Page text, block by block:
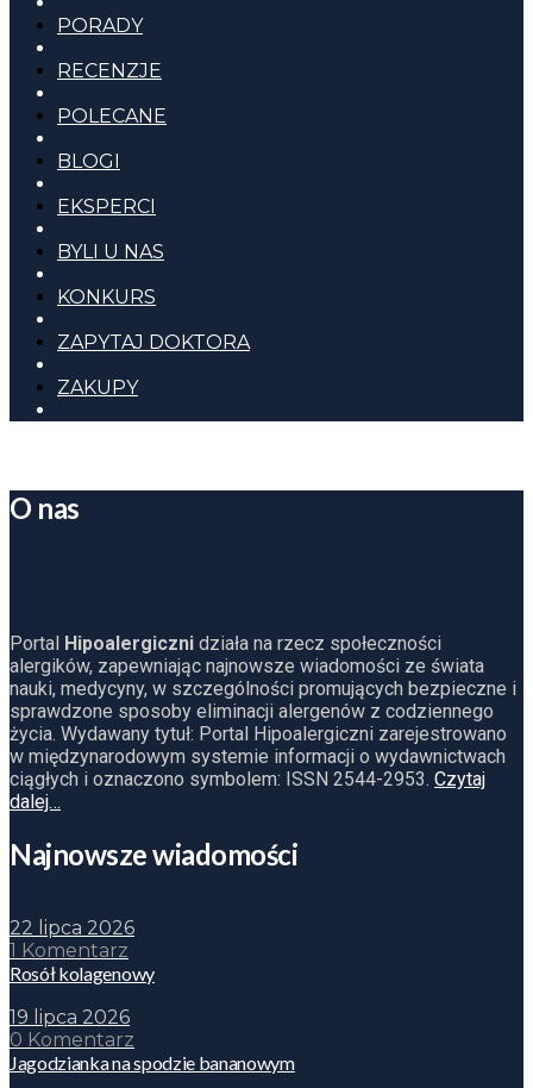
PORADY
RECENZJE
POLECANE
BLOGI
EKSPERCI
BYLI U NAS
KONKURS
ZAPYTAJ DOKTORA
ZAKUPY
O nas
Portal Hipoalergiczni działa na rzecz społeczności
alergików, zapewniając najnowsze wiadomości ze świata
nauki, medycyny, w szczególności promujących bezpieczne i
sprawdzone sposoby eliminacji alergenów z codziennego
życia. Wydawany tytuł: Portal Hipoalergiczni zarejestrowano
w międzynarodowym systemie informacji o wydawnictwach
ciągłych i oznaczono symbolem: ISSN 2544-2953. Czytaj
dalej…
Najnowsze wiadomości
22 lipca 2026
1 Komentarz
Rosół kolagenowy
19 lipca 2026
0 Komentarz
Jagodzianka na spodzie bananowym